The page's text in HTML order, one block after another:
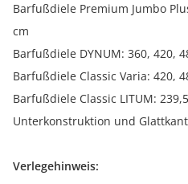
Barfußdiele Premium Jumbo
cm
Barfußdiele DYNUM: 360, 420,
Barfußdiele Classic Varia: 420,
Barfußdiele Classic LITUM:
Unterkonstruktion und
Verlegehinweis: